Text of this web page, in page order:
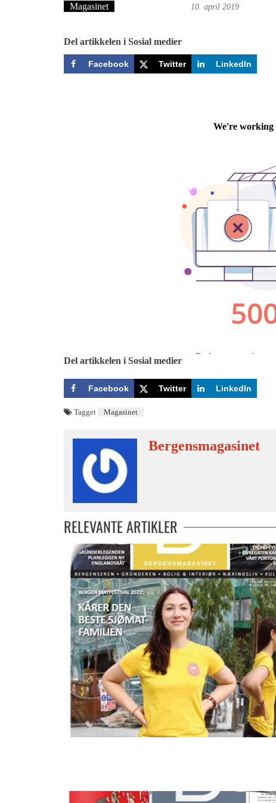
Magasinet 10. april 2019
Del artikkelen i Sosial medier
Facebook Twitter LinkedIn
Del artikkelen i Sosial medier
Facebook Twitter LinkedIn
Tagget Magasinet
Bergensmagasinet
RELEVANTE ARTIKLER